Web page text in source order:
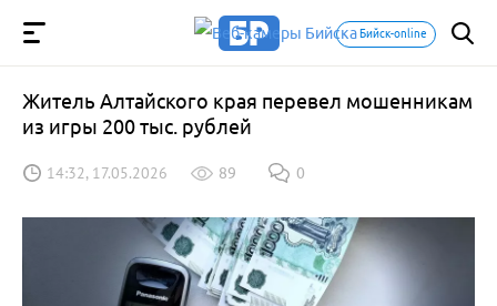
Бийск-online
Житель Алтайского края перевел мошенникам
из игры 200 тыс. рублей
14:32, 17.05.2026 89 0